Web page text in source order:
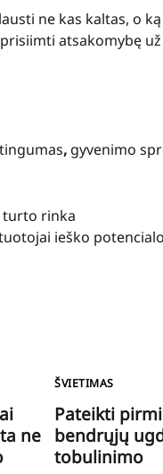
ne kas kaltas, o
atsakomybę
, gyvenimo
turto rinka
ieško potencialo
ne
ŠVIETIMAS
Pateikti
bendrųjų
tobulinimo